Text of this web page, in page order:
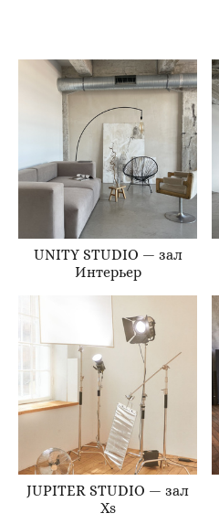
UNITY STUDIO — зал
Интерьер
JUPITER STUDIO — зал
Xs